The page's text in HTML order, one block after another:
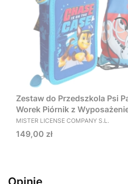
Zestaw do Przedszkola Psi
Worek Piórnik z
PRODUCENT
MISTER LICENSE COMPANY S.L.
Cena
149,00 zł
Opinie